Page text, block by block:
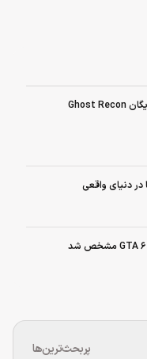
آپدیت نسل نهمی و بسته الحاقی رایگان Ghost Recon
پربحث‌ترین‌ها